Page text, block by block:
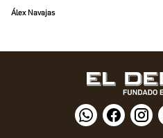
Álex Navajas